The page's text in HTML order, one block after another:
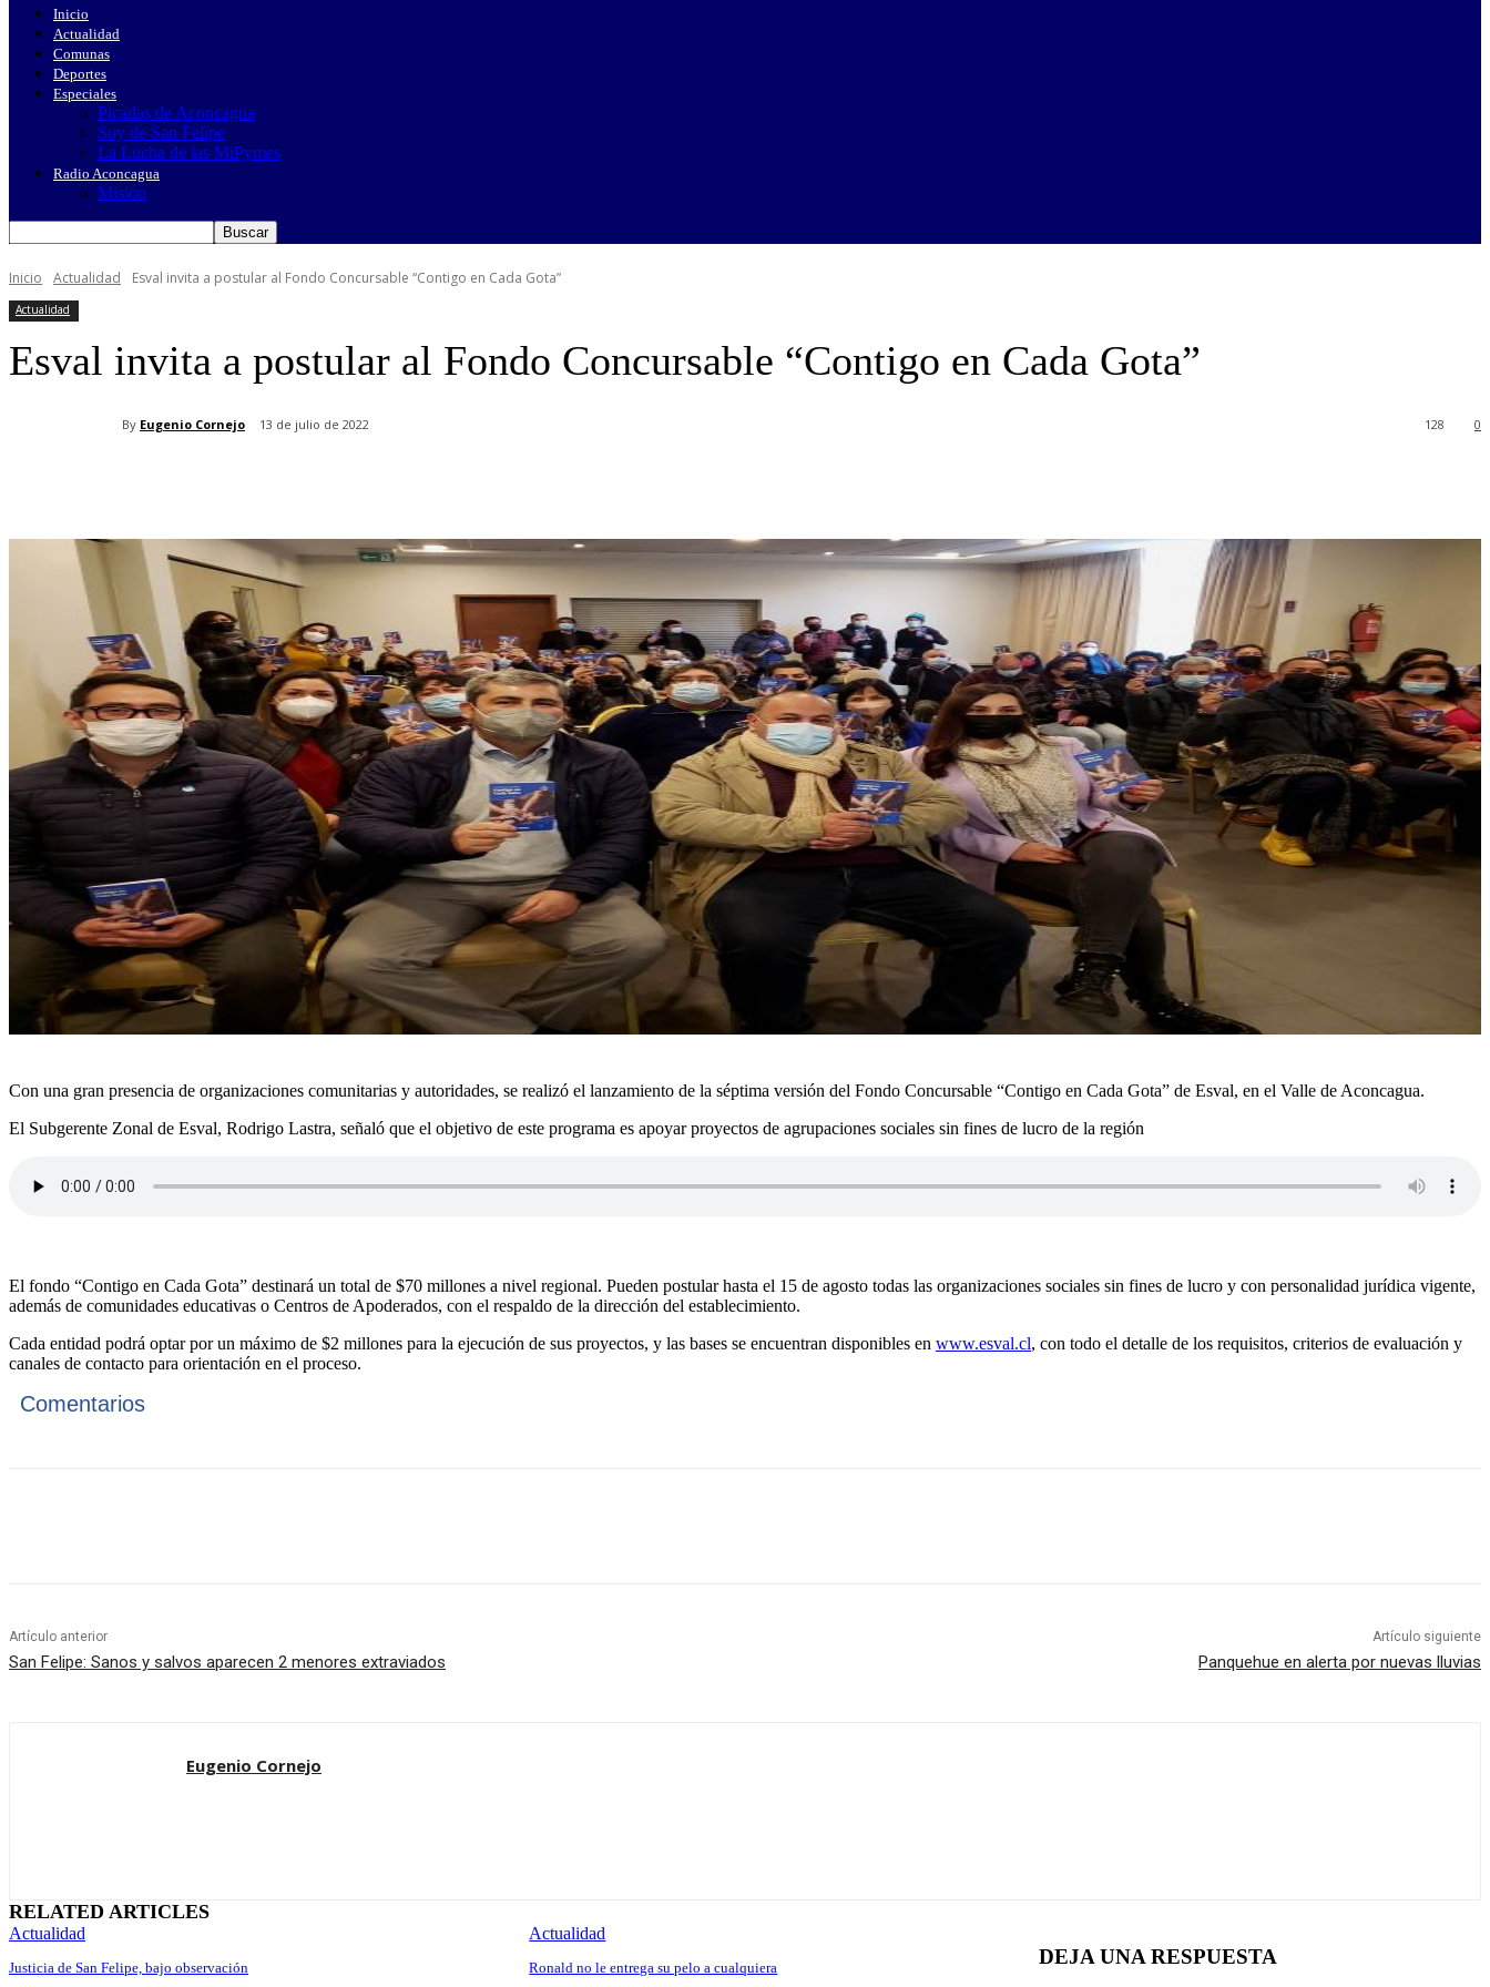
Inicio
Actualidad
Comunas
Deportes
Especiales
Picadas de Aconcagua
Soy de San Felipe
La Lucha de las MiPymes
Radio Aconcagua
Misión
Inicio Actualidad Esval invita a postular al Fondo Concursable “Contigo en Cada Gota”
Actualidad
Esval invita a postular al Fondo Concursable “Contigo en Cada Gota”
By Eugenio Cornejo 13 de julio de 2022 0
128
Con una gran presencia de organizaciones comunitarias y autoridades, se realizó el lanzamiento de la séptima versión del Fondo Concursable “Contigo en Cada Gota” de Esval, en el Valle de Aconcagua.
El Subgerente Zonal de Esval, Rodrigo Lastra, señaló que el objetivo de este programa es apoyar proyectos de agrupaciones sociales sin fines de lucro de la región
El fondo “Contigo en Cada Gota” destinará un total de $70 millones a nivel regional. Pueden postular hasta el 15 de agosto todas las organizaciones sociales sin fines de lucro y con personalidad jurídica vigente,
además de comunidades educativas o Centros de Apoderados, con el respaldo de la dirección del establecimiento.
Cada entidad podrá optar por un máximo de $2 millones para la ejecución de sus proyectos, y las bases se encuentran disponibles en www.esval.cl, con todo el detalle de los requisitos, criterios de evaluación y
canales de contacto para orientación en el proceso.
Comentarios
Artículo anterior
San Felipe: Sanos y salvos aparecen 2 menores extraviados
Artículo siguiente
Panquehue en alerta por nuevas lluvias
Eugenio Cornejo
RELATED ARTICLES
Actualidad
Justicia de San Felipe, bajo observación
Actualidad
Ronald no le entrega su pelo a cualquiera DEJA UNA RESPUESTA